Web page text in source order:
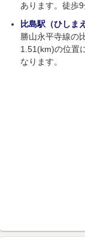
あります。徒歩9
比島駅（ひしま
勝山永平寺線の
1.51(km)の位置
なります。